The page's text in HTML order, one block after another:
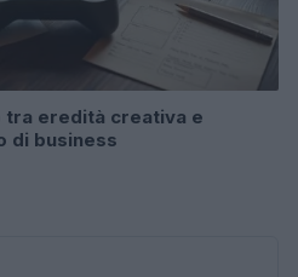
tra eredità creativa e
di business